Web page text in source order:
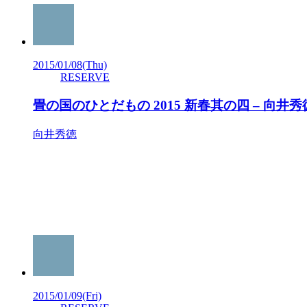
2015/01/08(Thu)
RESERVE
畳の国のひとだもの 2015 新春其の四 – 向井
向井秀徳
2015/01/09(Fri)